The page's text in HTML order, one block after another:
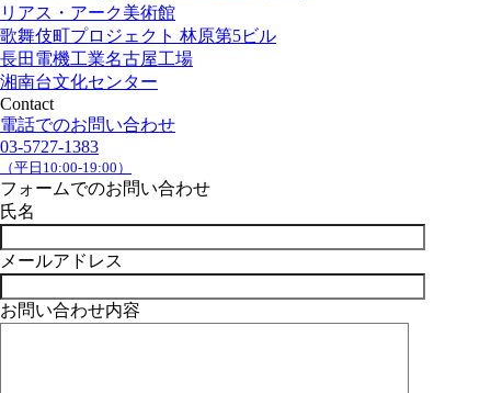
リアス・アーク美術館
歌舞伎町プロジェクト 林原第5ビル
長田電機工業名古屋工場
湘南台文化センター
Contact
電話でのお問い合わせ
03-5727-1383
（平日10:00-19:00）
フォームでのお問い合わせ
氏名
メールアドレス
お問い合わせ内容